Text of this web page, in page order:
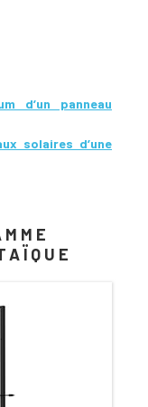
d’un panneau
solaires d’une